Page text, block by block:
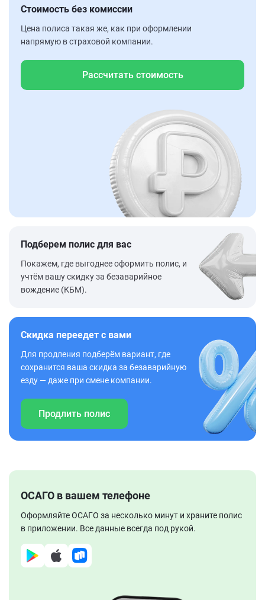
Стоимость без комиссии
Цена полиса такая же, как при оформлении
напрямую в страховой компании.
Рассчитать стоимость
Подберем полис для вас
Покажем, где выгоднее оформить полис, и
учтём вашу скидку за безаварийное
вождение (КБМ).
Скидка переедет с вами
Для продления подберём вариант, где
сохранится ваша скидка за безаварийную
езду — даже при смене компании.
Продлить полис
ОСАГО в вашем телефоне
Оформляйте ОСАГО за несколько минут и храните полис
в приложении. Все данные всегда под рукой.